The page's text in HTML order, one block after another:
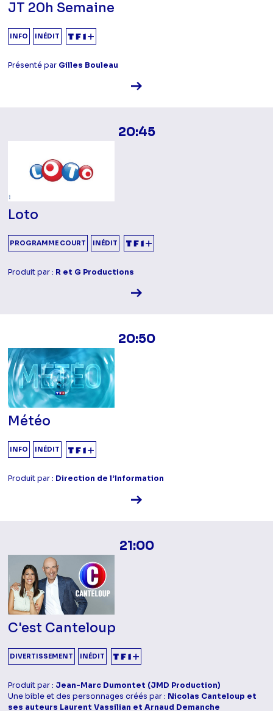
JT 20h Semaine
INFO INÉDIT
Présenté par Gilles Bouleau
Voir la fiche diffusion
20:45
Loto
PROGRAMME COURT INÉDIT
Produit par : R et G Productions
Voir la fiche diffusion
20:50
Météo
INFO INÉDIT
Produit par : Direction de l’Information
Voir la fiche diffusion
21:00
C'est Canteloup
DIVERTISSEMENT INÉDIT
Produit par : Jean-Marc Dumontet (JMD Production)
Une bible et des personnages créés par : Nicolas Canteloup et
ses auteurs Laurent Vassilian et Arnaud Demanche